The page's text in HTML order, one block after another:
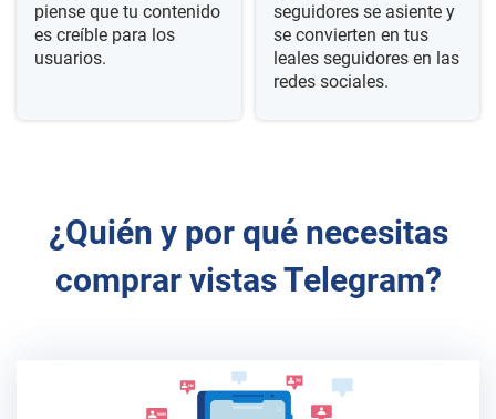
piense que tu contenido
es creíble para los
usuarios.
seguidores se asiente y
se convierten en tus
leales seguidores en las
redes sociales.
¿Quién y por qué necesitas
comprar vistas Telegram?